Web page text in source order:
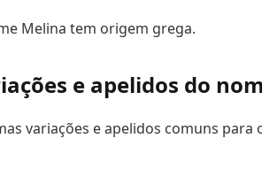
Melina tem origem grega.
e apelidos do
variações e apelidos comuns para